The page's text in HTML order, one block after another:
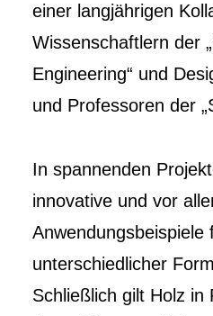
einer langjährigen
Wissenschaftlern der
Engineering“ und
und Professoren der
In spannenden
innovative und vor
Anwendungsbeispiele
unterschiedlicher
Schließlich gilt Holz in